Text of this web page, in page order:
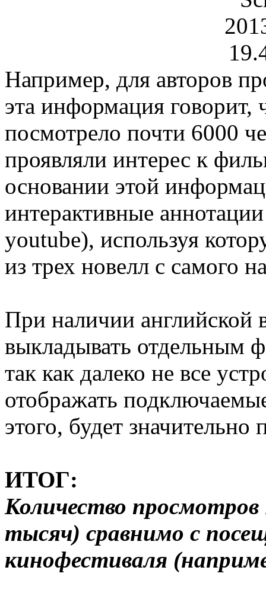
Например, для авторов
эта информация говорит,
посмотрело почти 6000
проявляли интерес к
основании этой
интерактивные
youtube), используя
из трех новелл с самого
При наличии английской
выкладывать отдельным
так как далеко не все
отображать
этого, будет
ИТОГ:
Количество
тысяч) сравнимо с
кинофестиваля